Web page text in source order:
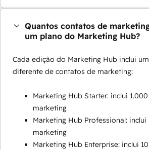
Quantos contatos de
um plano do Marketing Hub?
Cada edição do Marketing Hub inclui
diferente de contatos de marketing:
Marketing Hub Starter: inclui
marketing
Marketing Hub Professional:
marketing
Marketing Hub Enterprise: inclui